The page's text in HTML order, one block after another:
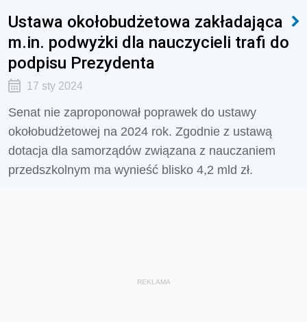
Ustawa okołobudżetowa zakładająca
m.in. podwyżki dla nauczycieli trafi do
podpisu Prezydenta
17 sty 2024
Senat nie zaproponował poprawek do ustawy
okołobudżetowej na 2024 rok. Zgodnie z ustawą
dotacja dla samorządów związana z nauczaniem
przedszkolnym ma wynieść blisko 4,2 mld zł.
REKLAMA